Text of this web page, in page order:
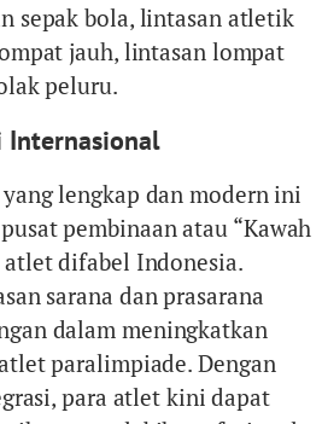
sepak bola, lintasan atletik
jauh, lintasan lompat
peluru.
Internasional
lengkap dan modern ini
pembinaan atau “Kawah
atlet difabel Indonesia.
sarana dan prasarana
dalam meningkatkan
paralimpiade. Dengan
para atlet kini dapat